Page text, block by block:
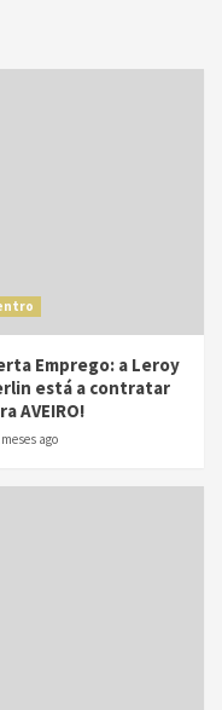
Emprego: a Leroy
está a contratar
AVEIRO!
ago